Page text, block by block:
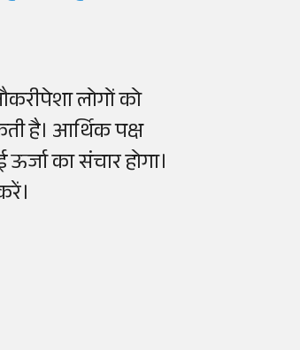
लोगों को
है। आर्थिक पक्ष
का संचार होगा।